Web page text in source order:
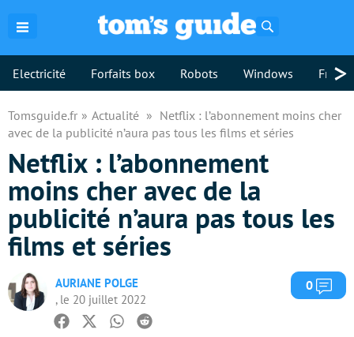
Electricité Forfaits box Robots Windows >
Tomsguide.fr Actualité
Netflix : l’abonnement moins cher
avec de la publicité n’aura pas tous les films et séries
Netflix : l’abonnement
moins cher avec de la
publicité n’aura pas tous les
films et séries
AURIANE POLGE
, le 20 juillet 2022
0
Facebook
TwitterWhatsapp
Reddit